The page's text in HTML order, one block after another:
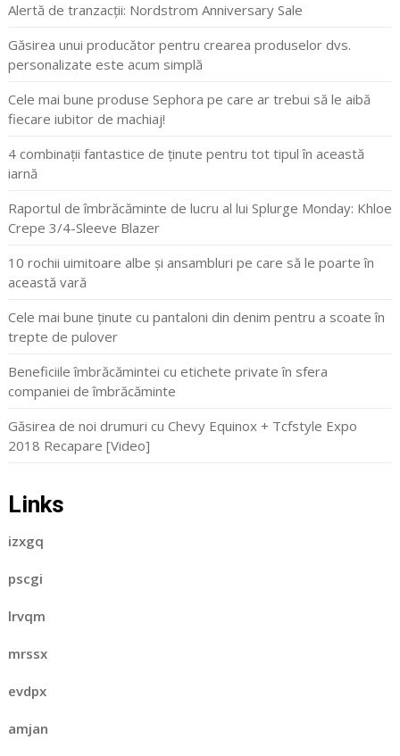
Alertă de tranzacții: Nordstrom Anniversary Sale
Găsirea unui producător pentru crearea produselor dvs.
personalizate este acum simplă
Cele mai bune produse Sephora pe care ar trebui să le aibă
fiecare iubitor de machiaj!
4 combinații fantastice de ținute pentru tot tipul în această
iarnă
Raportul de îmbrăcăminte de lucru al lui Splurge Monday: Khloe
Crepe 3/4-Sleeve Blazer
10 rochii uimitoare albe și ansambluri pe care să le poarte în
această vară
Cele mai bune ținute cu pantaloni din denim pentru a scoate în
trepte de pulover
Beneficiile îmbrăcămintei cu etichete private în sfera
companiei de îmbrăcăminte
Găsirea de noi drumuri cu Chevy Equinox + Tcfstyle Expo
2018 Recapare [Video]
Links
izxgq
pscgi
lrvqm
mrssx
evdpx
amjan